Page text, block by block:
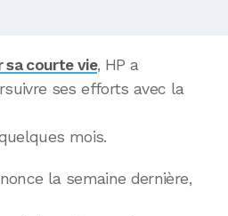
sa courte vie, HP a
ses efforts avec la
mois.
la semaine dernière,